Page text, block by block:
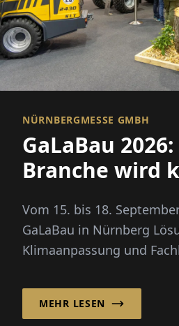
NÜRNBERGMESSE GMBH
GaLaBau
Branche wird
Vom 15. bis 18.
GaLaBau in Nürnberg
Klimaanpassung und
Digitalisierung und KI.
MEHR LESEN